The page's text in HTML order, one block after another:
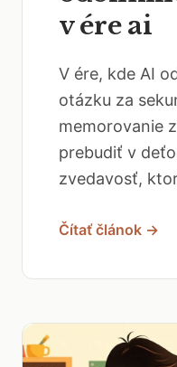
v ére ai
V ére, kde AI
otázku za
memorovanie
prebudiť v
zvedavosť,
Čítať článok →